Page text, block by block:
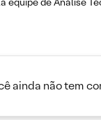
ainda não tem